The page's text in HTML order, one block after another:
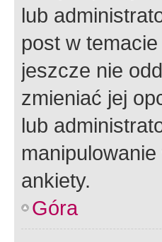
lub
post w
jeszcze nie
zmieniać jej
lub
ankiety.
Góra